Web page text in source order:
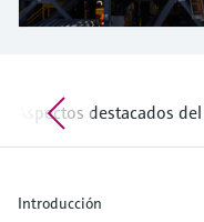
específicas sobre los
Buscador de
código de pedido o número
electromecánico
microondas
Memosens technology
la transparencia de
Aspectos destacados
Introducción